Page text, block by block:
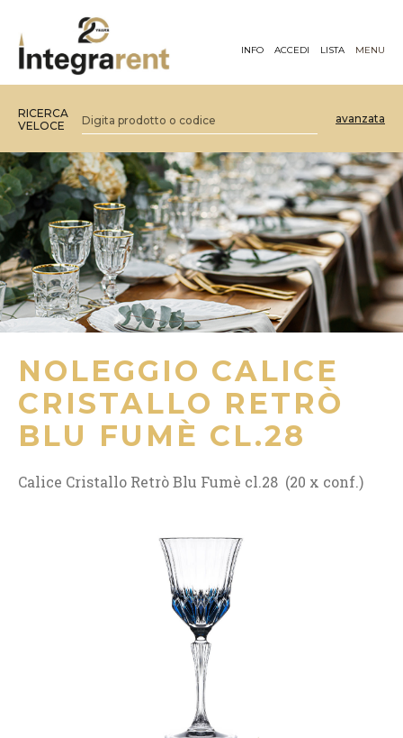
INFO ACCEDI LISTA MENU
RICERCA
VELOCE
avanzata
NOLEGGIO CALICE
CRISTALLO RETRÒ
BLU FUMÈ CL.28
Calice Cristallo Retrò Blu Fumè cl.28 (20 x conf.)